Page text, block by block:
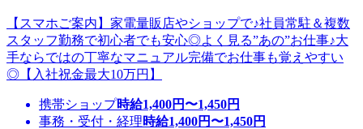
【スマホご案内】家電量販店やショップで♪社員常駐＆複数
スタッフ勤務で初心者でも安心◎よく見る”あの”お仕事♪大
手ならではの丁寧なマニュアル完備でお仕事も覚えやすい
◎【入社祝金最大10万円】
携帯ショップ時給1,400円〜1,450円
事務・受付・経理時給1,400円〜1,450円